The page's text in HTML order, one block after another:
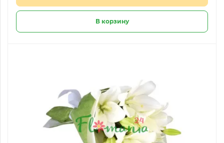
В корзину